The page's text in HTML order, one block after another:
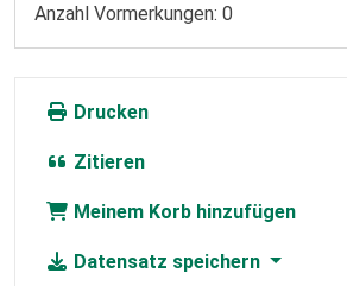
Anzahl Vormerkungen: 0
Drucken
Zitieren
Meinem Korb hinzufügen
Datensatz speichern